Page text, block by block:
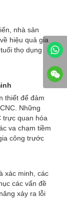
nhà sản
hiệu quả gia
thọ dụng
thiết để đảm
Những
trực quan hóa
va chạm tiềm
công trước
xác minh, các
các vấn đề
xảy ra lỗi